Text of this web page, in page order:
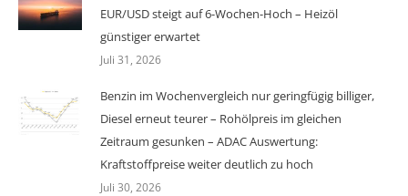
EUR/USD steigt auf 6-Wochen-Hoch – Heizöl
günstiger erwartet
Juli 31, 2026
Benzin im Wochenvergleich nur geringfügig billiger,
Diesel erneut teurer – Rohölpreis im gleichen
Zeitraum gesunken – ADAC Auswertung:
Kraftstoffpreise weiter deutlich zu hoch
Juli 30, 2026